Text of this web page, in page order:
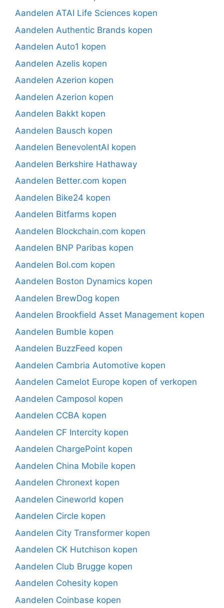
Aandelen ATAI Life Sciences kopen
Aandelen Authentic Brands kopen
Aandelen Auto1 kopen
Aandelen Azelis kopen
Aandelen Azerion kopen
Aandelen Azerion kopen
Aandelen Bakkt kopen
Aandelen Bausch kopen
Aandelen BenevolentAI kopen
Aandelen Berkshire Hathaway
Aandelen Better.com kopen
Aandelen Bike24 kopen
Aandelen Bitfarms kopen
Aandelen Blockchain.com kopen
Aandelen BNP Paribas kopen
Aandelen Bol.com kopen
Aandelen Boston Dynamics kopen
Aandelen BrewDog kopen
Aandelen Brookfield Asset Management kopen
Aandelen Bumble kopen
Aandelen BuzzFeed kopen
Aandelen Cambria Automotive kopen
Aandelen Camelot Europe kopen of verkopen
Aandelen Camposol kopen
Aandelen CCBA kopen
Aandelen CF Intercity kopen
Aandelen ChargePoint kopen
Aandelen China Mobile kopen
Aandelen Chronext kopen
Aandelen Cineworld kopen
Aandelen Circle kopen
Aandelen City Transformer kopen
Aandelen CK Hutchison kopen
Aandelen Club Brugge kopen
Aandelen Cohesity kopen
Aandelen Coinbase kopen